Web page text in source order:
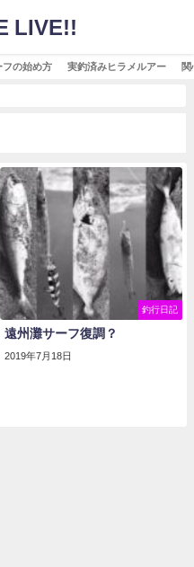
LIVE!!
フの始め方 実釣済みヒラメルアー 関
釣行日記
遠州灘サーフ復調？
2019年7月18日